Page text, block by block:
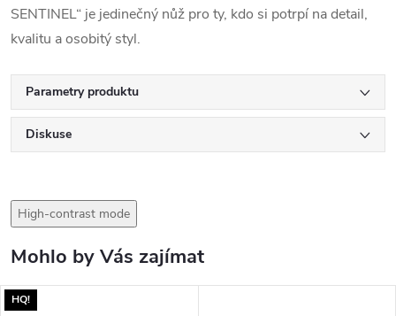
SENTINEL“ je jedinečný nůž pro ty, kdo si potrpí na detail,
kvalitu a osobitý styl.
Parametry produktu
Diskuse
High-contrast mode
Mohlo by Vás zajímat
HQ!